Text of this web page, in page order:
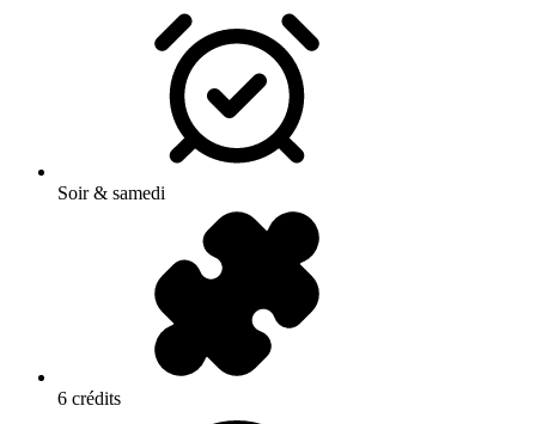
Soir & samedi
6 crédits